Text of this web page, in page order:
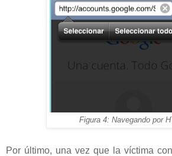
Figura 4: Navegando por
Por último, una vez que la víctima